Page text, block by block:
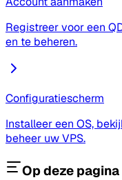
Registreer voor een
en te beheren.
Configuratiescherm
Installeer een OS,
beheer uw VPS.
Op deze pagina